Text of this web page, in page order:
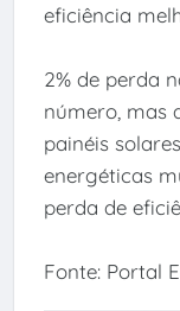
eficiência
2% de perda
número, mas
painéis
energéticas
perda de
Fonte: Portal